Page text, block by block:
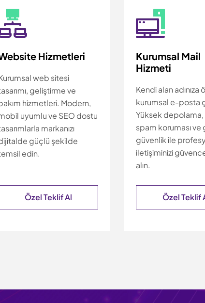
Hizmetleri
web sitesi
geliştirme ve
hizmetleri. Modern,
uyumlu ve SEO dostu
markanızı
güçlü şekilde
edin.
Özel Teklif Al
Kurumsal Mail
Hizmeti
Kendi alan adınıza
kurumsal e-posta
Yüksek
spam koruması ve
güvenlik ile
iletişiminizi
alın.
Özel Teklif